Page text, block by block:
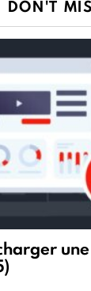
DON'T